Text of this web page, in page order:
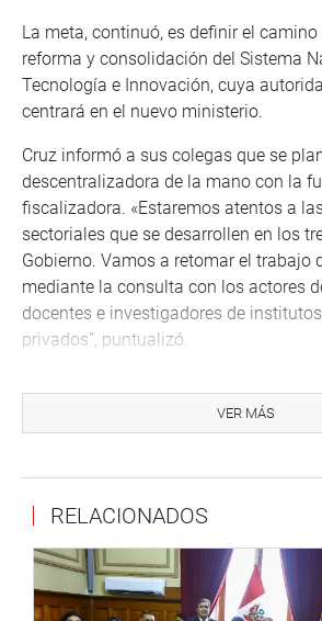
La meta, continuó, es definir el
reforma y consolidación del Sistema
Tecnología e Innovación, cuya
centrará en el nuevo ministerio.
Cruz informó a sus colegas que se
descentralizadora de la mano con la
fiscalizadora. «Estaremos atentos a
sectoriales que se desarrollen en los
Gobierno. Vamos a retomar el trabajo
mediante la consulta con los actores
docentes e investigadores de
privados”, puntualizó.
que es necesario y prioritario el uso de
de la población peruana. Agregó que
actividad y dar al mundo sorpresas.
plantas tienen la propiedad de curar
qué no apoyar esas iniciativas? Es
VER MÁS
RELACIONADOS